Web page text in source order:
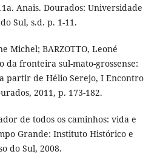
Anais. Dourados: Universidade
Sul, s.d. p. 1-11.
Michel; BARZOTTO, Leoné
da fronteira sul-mato-grossense:
partir de Hélio Serejo, I Encontro
2011, p. 173-182.
de todos os caminhos: vida e
Grande: Instituto Histórico e
do Sul, 2008.